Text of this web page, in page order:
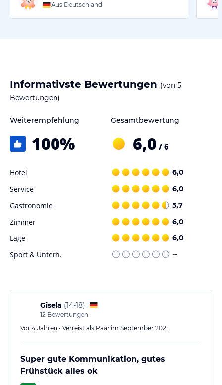
Aus Deutschland
Informativste Bewertungen (von 5
Bewertungen)
Weiterempfehlung
100%
Gesamtbewertung
6,0 / 6
Hotel 6,0
Service 6,0
Gastronomie 5,7
Zimmer 6,0
Lage 6,0
Sport & Unterh. --
Gisela (14-18)
12 Bewertungen
Vor 4 Jahren • Verreist als Paar im September 2021
Super gute Kommunikation, gutes
Frühstück alles ok